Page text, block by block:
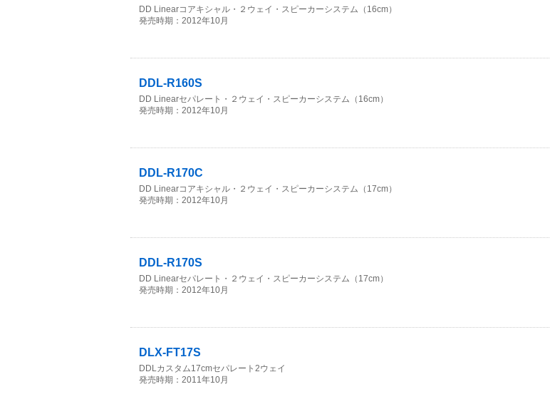
DD Linearコアキシャル・２ウェイ・スピーカーシステム（16cm）
発売時期：2012年10月
DDL-R160S
DD Linearセパレート・２ウェイ・スピーカーシステム（16cm）
発売時期：2012年10月
DDL-R170C
DD Linearコアキシャル・２ウェイ・スピーカーシステム（17cm）
発売時期：2012年10月
DDL-R170S
DD Linearセパレート・２ウェイ・スピーカーシステム（17cm）
発売時期：2012年10月
DLX-FT17S
DDLカスタム17cmセパレート2ウェイ
発売時期：2011年10月